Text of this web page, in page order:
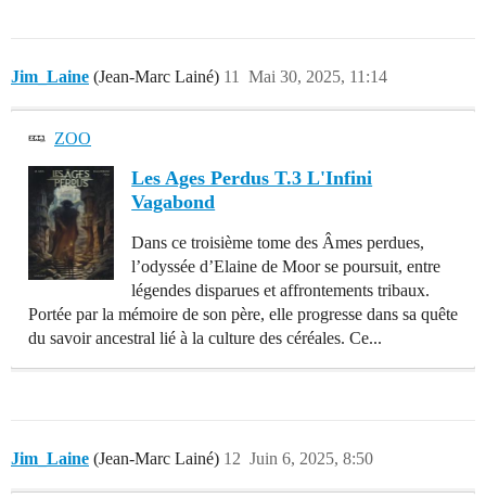
Jim_Laine (Jean-Marc Lainé) Mai 30, 2025, 11:14
11
ZOO
Les Ages Perdus T.3 L'Infini
Vagabond
Dans ce troisième tome des Âmes perdues,
l’odyssée d’Elaine de Moor se poursuit, entre
légendes disparues et affrontements tribaux.
Portée par la mémoire de son père, elle progresse dans sa quête
du savoir ancestral lié à la culture des céréales. Ce...
Jim_Laine (Jean-Marc Lainé) Juin 6, 2025, 8:50
12